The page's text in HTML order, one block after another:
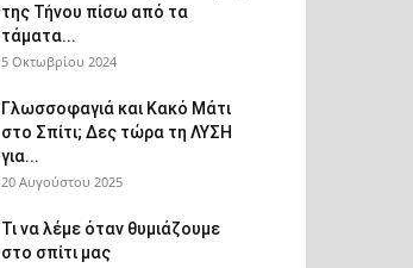
της Τήνου πίσω από τα
τάματα...
5 Οκτωβρίου 2024
Γλωσσοφαγιά και Κακό Μάτι
στο Σπίτι; Δες τώρα τη ΛΥΣΗ
για...
20 Αυγούστου 2025
Τι να λέμε όταν θυμιάζουμε
στο σπίτι μας